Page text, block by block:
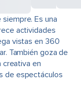
Es una
actividades
vistas en 360
También goza de
creativa en
de espectáculos